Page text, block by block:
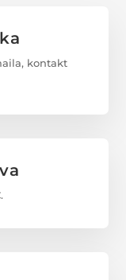
kontakt